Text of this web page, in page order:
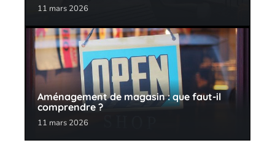
11 mars 2026
Aménagement de magasin : que faut-il
comprendre ?
11 mars 2026